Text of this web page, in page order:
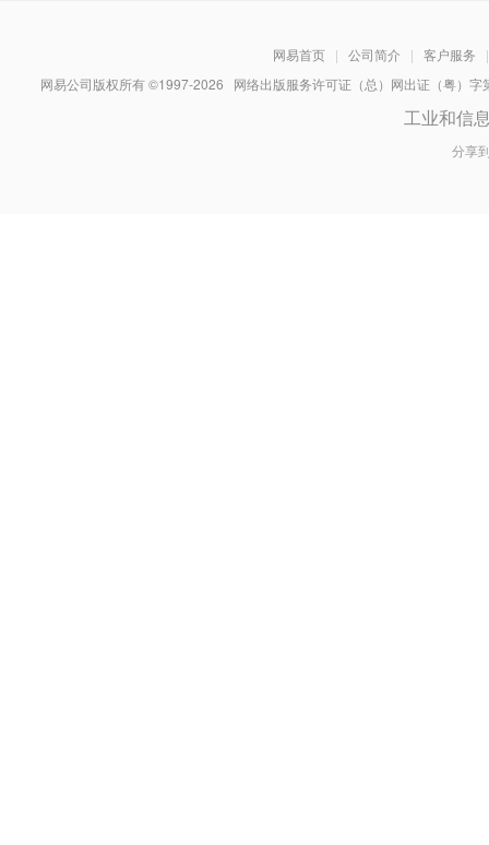
网易首页 | 公司简介 | 客户服务
|
网易公司版权所有 ©1997-2026 网络出版服务许可证（总）网出证（粤）
工业和信
分享